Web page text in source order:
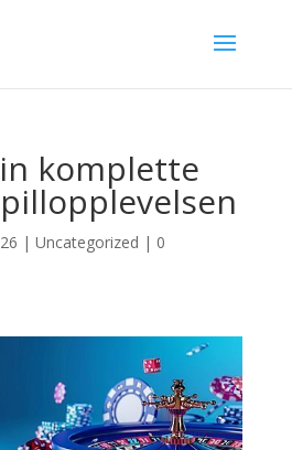
komplette
| Uncategorized | 0